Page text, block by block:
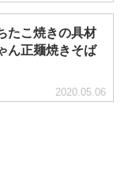
たこ焼きの具材
ん正麺焼きそば
2020.05.06